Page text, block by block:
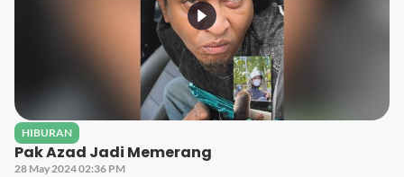
HIBURAN
Pak Azad Jadi Memerang
28 May 2024 02:36 PM